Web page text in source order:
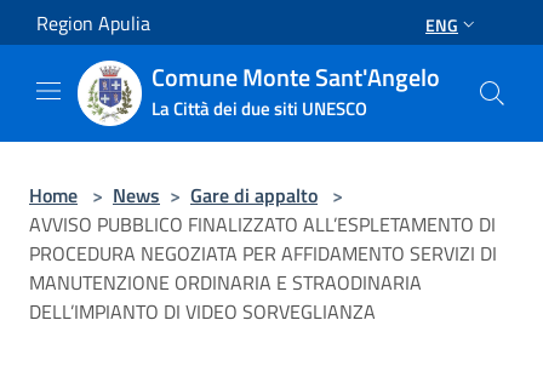
Salta al contenuto principale
Region Apulia ENG
Comune Monte Sant'Angelo
La Città dei due siti UNESCO
Home > News > Gare di appalto >
AVVISO PUBBLICO FINALIZZATO ALL’ESPLETAMENTO DI
PROCEDURA NEGOZIATA PER AFFIDAMENTO SERVIZI DI
MANUTENZIONE ORDINARIA E STRAODINARIA
DELL’IMPIANTO DI VIDEO SORVEGLIANZA